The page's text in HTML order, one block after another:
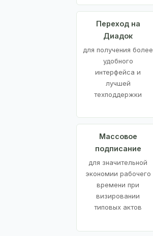
Переход на
Диадок
для получения более
удобного
интерфейса и
лучшей
техподдержки
Массовое
подписание
для значительной
экономии рабочего
времени при
визировании
типовых актов